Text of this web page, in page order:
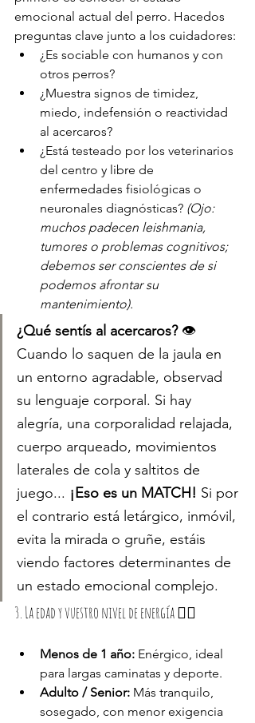
emocional actual del perro. Hacedos
preguntas clave junto a los cuidadores:
¿Es sociable con humanos y con
otros perros?
¿Muestra signos de timidez,
miedo, indefensión o reactividad
al acercaros?
¿Está testeado por los veterinarios
del centro y libre de
enfermedades fisiológicas o
neuronales diagnósticas? (Ojo:
muchos padecen leishmania,
tumores o problemas cognitivos;
debemos ser conscientes de si
podemos afrontar su
mantenimiento).
¿Qué sentís al acercaros? 👁️
Cuando lo saquen de la jaula en
un entorno agradable, observad
su lenguaje corporal. Si hay
alegría, una corporalidad relajada,
cuerpo arqueado, movimientos
laterales de cola y saltitos de
juego... ¡Eso es un MATCH! Si por
el contrario está letárgico, inmóvil,
evita la mirada o gruñe, estáis
viendo factores determinantes de
un estado emocional complejo.
3. La edad y vuestro nivel de energía 🏃‍♂️
Menos de 1 año: Enérgico, ideal
para largas caminatas y deporte.
Adulto / Senior: Más tranquilo,
sosegado, con menor exigencia